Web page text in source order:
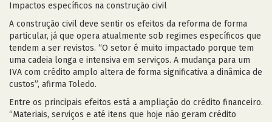
Impactos específicos na construção civil
A construção civil deve sentir os efeitos da reforma de forma
particular, já que opera atualmente sob regimes específicos que
tendem a ser revistos. “O setor é muito impactado porque tem
uma cadeia longa e intensiva em serviços. A mudança para um
IVA com crédito amplo altera de forma significativa a dinâmica de
custos”, afirma Toledo.
Entre os principais efeitos está a ampliação do crédito financeiro.
“Materiais, serviços e até itens que hoje não geram crédito